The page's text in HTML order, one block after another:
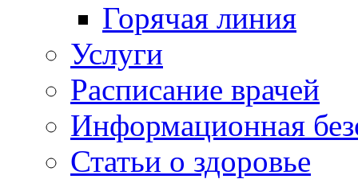
Горячая линия
Услуги
Расписание врачей
Информационная
Статьи о здоровье